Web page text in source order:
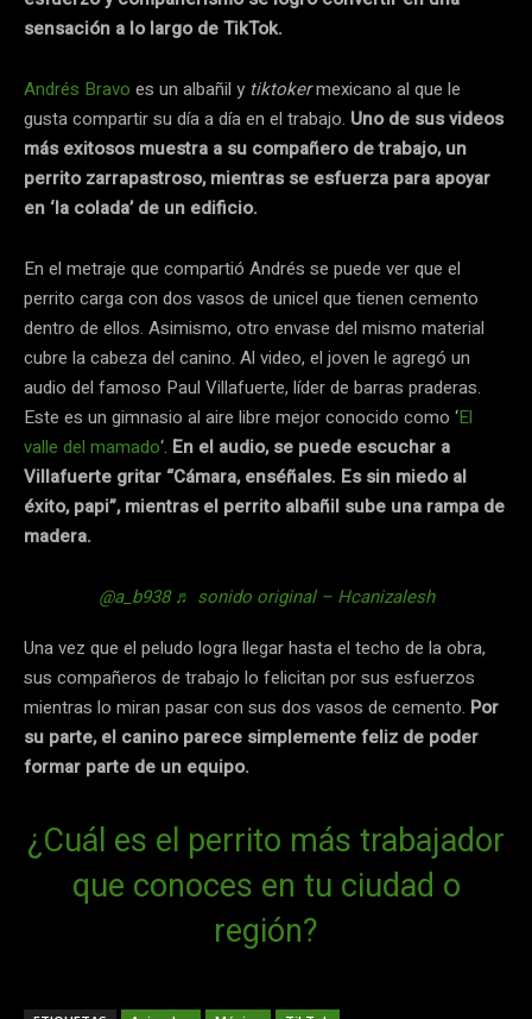
sensación a lo largo de TikTok.
Andrés Bravo es un albañil y tiktokermexicano al que le
gusta compartir su día a día en el trabajo. Uno de sus videos
más exitosos muestra a su compañero de trabajo, un
perrito zarrapastroso, mientras se esfuerza para apoyar
en ‘la colada’ de un edificio.
En el metraje que compartió Andrés se puede ver que el
perrito carga con dos vasos de unicel que tienen cemento
dentro de ellos. Asimismo, otro envase del mismo material
cubre la cabeza del canino. Al video, el joven le agregó un
audio del famoso Paul Villafuerte, líder de barras praderas.
Este es un gimnasio al aire libre mejor conocido como ‘El
valle del mamado‘. En el audio, se puede escuchar a
Villafuerte gritar “Cámara, enséñales. Es sin miedo al
éxito, papi”, mientras el perrito albañil sube una rampa de
madera.
@a_b938 ♬ sonido original – Hcanizalesh
Una vez que el peludo logra llegar hasta el techo de la obra,
sus compañeros de trabajo lo felicitan por sus esfuerzos
mientras lo miran pasar con sus dos vasos de cemento. Por
su parte, el canino parece simplemente feliz de poder
formar parte de un equipo.
¿Cuál es el perrito más trabajador
que conoces en tu ciudad o
región?